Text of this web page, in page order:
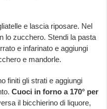
e lascia riposare. Nel
lo zucchero. Stendi la pasta
e infarinato e aggiungi
e mandorle.
finiti gli strati e aggiungi
Cuoci in forno a 170° per
il bicchierino di liquore,